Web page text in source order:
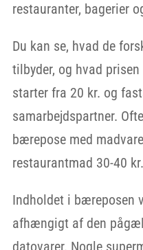
restauranter, bagerier
Du kan se, hvad de
tilbyder, og hvad
starter fra 20 kr. og
samarbejdspartner.
bærepose med
restaurantmad 30-40 kr.
Indholdet i bæreposen
afhængigt af den